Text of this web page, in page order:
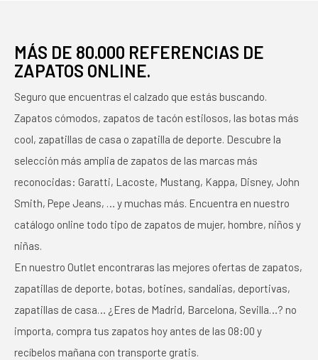
MÁS DE 80.000 REFERENCIAS DE
ZAPATOS ONLINE.
Seguro que encuentras el calzado que estás buscando.
Zapatos cómodos, zapatos de tacón estilosos, las botas más
cool, zapatillas de casa o zapatilla de deporte. Descubre la
selección más amplia de zapatos de las marcas más
reconocidas: Garatti, Lacoste, Mustang, Kappa, Disney, John
Smith, Pepe Jeans, … y muchas más. Encuentra en nuestro
catálogo online todo tipo de zapatos de mujer, hombre, niños y
niñas.
En nuestro Outlet encontraras las mejores ofertas de zapatos,
zapatillas de deporte, botas, botines, sandalias, deportivas,
zapatillas de casa… ¿Eres de Madrid, Barcelona, Sevilla…? no
importa, compra tus zapatos hoy antes de las 08:00 y
recíbelos mañana con transporte gratis.